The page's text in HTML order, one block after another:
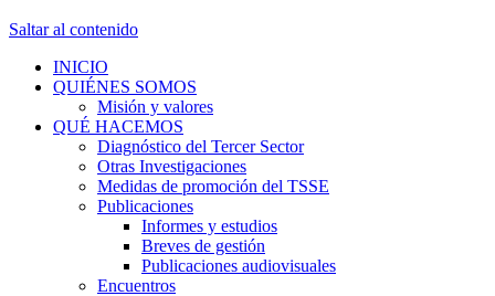
Saltar al contenido
INICIO
QUIÉNES SOMOS
Misión y valores
QUÉ HACEMOS
Diagnóstico del Tercer Sector
Otras Investigaciones
Medidas de promoción del TSSE
Publicaciones
Informes y estudios
Breves de gestión
Publicaciones audiovisuales
Encuentros